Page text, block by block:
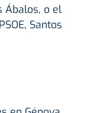
Ábalos, o el
Santos